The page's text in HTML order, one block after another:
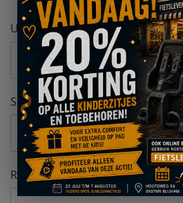
Uw naam
Samenvatting
Review